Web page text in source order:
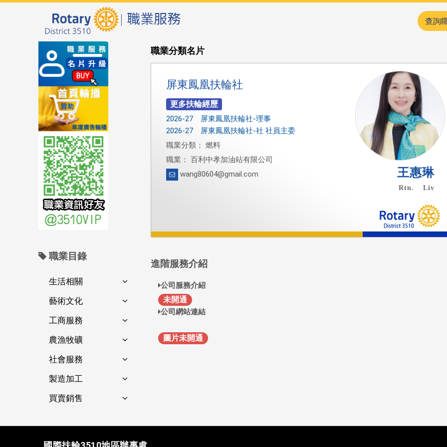
查詢
職業目錄
生活相關
藝術文化
工商服務
農漁牧礦
社會服務
製造加工
買賣銷售
職業分類名片
屏東鳳凰扶輪社
2026-27 屏東鳳凰扶輪社-理事
2026-27 屏東鳳凰扶輪社-社 社員主委
職業分類： 燃料
職業： 百利中孝加油站有限公司
wang80604@gmail.com
王惠琳
Rtn. Liv
進階服務介紹
公司服務介紹
未開通
公司網站連結
圖片未開通